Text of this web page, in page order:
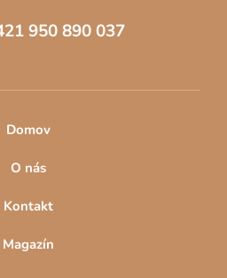
950 890 037
Domov
O nás
Kontakt
Magazín